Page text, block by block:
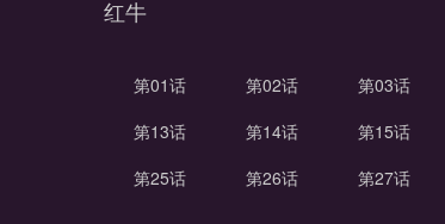
红牛
第01话 第02话 第03话
第13话
第14话 第15话
第25话
第26话 第27话